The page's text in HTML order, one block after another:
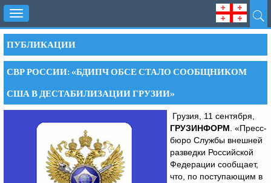
Toggle
navigation
ПУБЛИКАЦИИ
СВР РОССИИ: «БДИПЧ ОБСЕ СТАЛО СООБЩНИКОМ
США В ДЕСТАБИЛИЗАЦИИ ГРУЗИИ»
Грузия, 11 сентября,
ГРУЗИНФОРМ . «Пресс-
бюро Службы внешней
разведки Российской
Федерации сообщает,
что, по поступающим в